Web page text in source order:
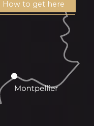
How to get here